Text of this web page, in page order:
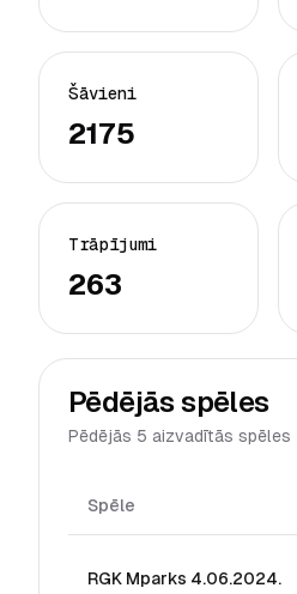
Šāvieni
2175
Trāpījumi
263
Pēdējās spēles
Pēdējās 5 aizvadītās spēles
Spēle
RGK Mparks 4.06.2024.